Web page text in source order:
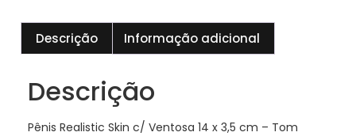
Descrição Informação adicional
Descrição
Pênis Realistic Skin c/ Ventosa 14 x 3,5 cm – Tom